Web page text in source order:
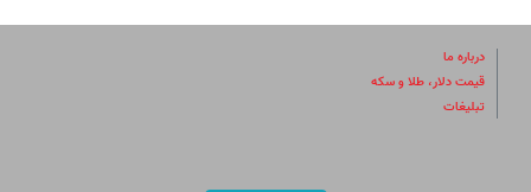
درباره ما
قیمت دلار، طلا و سکه
تبلیغات